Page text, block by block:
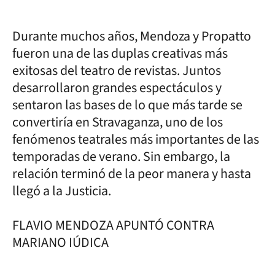
Durante muchos años, Mendoza y Propatto
fueron una de las duplas creativas más
exitosas del teatro de revistas. Juntos
desarrollaron grandes espectáculos y
sentaron las bases de lo que más tarde se
convertiría en Stravaganza, uno de los
fenómenos teatrales más importantes de las
temporadas de verano. Sin embargo, la
relación terminó de la peor manera y hasta
llegó a la Justicia.
FLAVIO MENDOZA APUNTÓ CONTRA
MARIANO IÚDICA